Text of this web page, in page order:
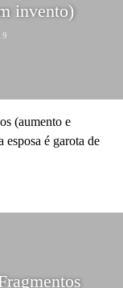
invento)
(aumento e
é garota de